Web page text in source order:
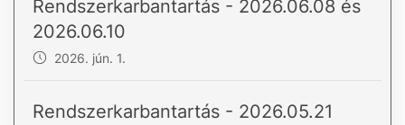
Rendszerkarbantartás - 2026.06.08 és
2026.06.10
2026. jún. 1.
Rendszerkarbantartás - 2026.05.21